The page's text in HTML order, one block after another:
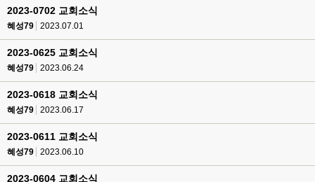
2023-0702 교회소식
혜성79 2023.07.01
2023-0625 교회소식
혜성79 2023.06.24
2023-0618 교회소식
혜성79 2023.06.17
2023-0611 교회소식
혜성79 2023.06.10
2023-0604 교회소식